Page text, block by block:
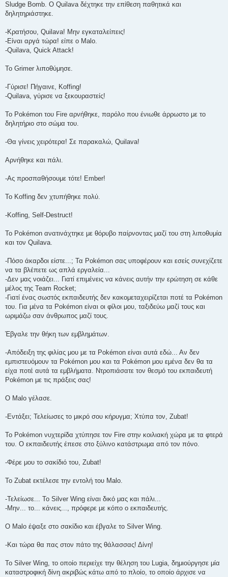
Sludge Bomb. O Quilava δέχτηκε την επίθεση παθητικά και
δηλητηριάστηκε.
-Κρατήσου, Quilava! Μην εγκαταλείπεις!
-Είναι αργά τώρα! είπε ο Malo.
-Quilava, Quick Attack!
To Grimer λιποθύμησε.
-Γύρισε! Πήγαινε, Koffing!
-Quilava, γύρισε να ξεκουραστείς!
Το Pokémon του Fire αρνήθηκε, παρόλο που ένιωθε άρρωστο με το
δηλητήριο στο σώμα του.
-Θα γίνεις χειρότερα! Σε παρακαλώ, Quilava!
Αρνήθηκε και πάλι.
-Ας προσπαθήσουμε τότε! Ember!
To Koffing δεν χτυπήθηκε πολύ.
-Koffing, Self-Destruct!
To Pokémon ανατινάχτηκε με θόρυβο παίρνοντας μαζί του στη λιποθυμία
και τον Quilava.
-Πόσο άκαρδοι είστε...; Τα Pokémon σας υποφέρουν και εσείς συνεχίζετε
να τα βλέπετε ως απλά εργαλεία...
-Δεν μας νοιάζει... Γιατί επιμένεις να κάνεις αυτήν την ερώτηση σε κάθε
μέλος της Team Rocket;
-Γιατί ένας σωστός εκπαιδευτής δεν κακομεταχειρίζεται ποτέ τα Pokémon
του. Για μένα τα Pokémon είναι οι φίλοι μου, ταξιδεύω μαζί τους και
ωριμάζω σαν άνθρωπος μαζί τους.
Έβγαλε την θήκη των εμβλημάτων.
-Απόδειξη της φιλίας μου με τα Pokémon είναι αυτά εδώ... Αν δεν
εμπιστευόμουν τα Pokémon μου και τα Pokémon μου εμένα δεν θα τα
είχα ποτέ αυτά τα εμβλήματα. Ντροπιάσατε τον θεσμό του εκπαιδευτή
Pokémon με τις πράξεις σας!
Ο Malo γέλασε.
-Εντάξει; Τελείωσες το μικρό σου κήρυγμα; Χτύπα τον, Zubat!
To Pokémon νυχτερίδα χτύπησε τον Fire στην κοιλιακή χώρα με τα φτερά
του. Ο εκπαιδευτής έπεσε στο ξύλινο κατάστρωμα από τον πόνο.
-Φέρε μου το σακίδιό του, Zubat!
To Zubat εκτέλεσε την εντολή του Malo.
-Τελείωσε... Το Silver Wing είναι δικό μας και πάλι...
-Μην... το... κάνεις..., πρόφερε με κόπο ο εκπαιδευτής.
O Malo έψαξε στο σακίδιο και έβγαλε το Silver Wing.
-Και τώρα θα πας στον πάτο της θάλασσας! Δίνη!
Το Silver Wing, το οποίο περιείχε την θέληση του Lugia, δημιούργησε μία
καταστροφική δίνη ακριβώς κάτω από το πλοίο, το οποίο άρχισε να